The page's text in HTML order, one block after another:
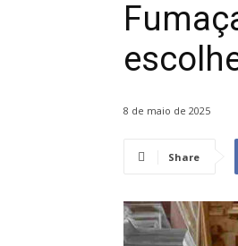
8 de maio de 2025
Share